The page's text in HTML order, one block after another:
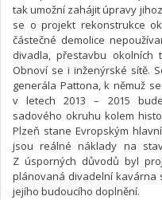
tak umožní zahájit úpravy
se o projekt rekonstrukce
částečné demolice
divadla, přestavbu
Obnoví se i inženýrské sítě.
generála Pattona, k němuž
v letech 2013 – 2015
sadového okruhu kolem
Plzeň stane Evropským
jsou reálné náklady na
Z úsporných důvodů byl
plánovaná divadelní kavárna
jejího budoucího doplnění.